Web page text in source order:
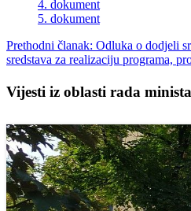
4. dokument
5. dokument
Prethodni članak: Odluka o dodjeli
sredstava za realizaciju programa,
Vijesti iz oblasti rada